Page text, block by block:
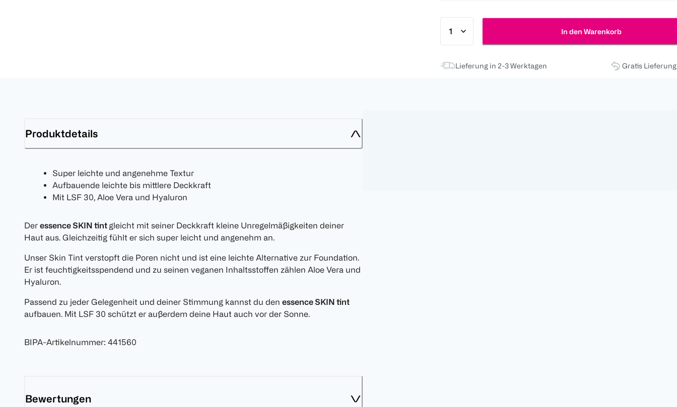
In den Warenkorb
Lieferung in 2-3 Werktagen Gratis
Produktdetails
Super leichte und angenehme Textur
Aufbauende leichte bis mittlere Deckkraft
Mit LSF 30, Aloe Vera und Hyaluron
Der essence SKIN tint gleicht mit seiner Deckkraft kleine Unregelmäßigkeiten deiner
Haut aus. Gleichzeitig fühlt er sich super leicht und angenehm an.
Unser Skin Tint verstopft die Poren nicht und ist eine leichte Alternative zur Foundation.
Er ist feuchtigkeitsspendend und zu seinen veganen Inhaltsstoffen zählen Aloe Vera und
Hyaluron.
Passend zu jeder Gelegenheit und deiner Stimmung kannst du den essence SKIN tint
aufbauen. Mit LSF 30 schützt er außerdem deine Haut auch vor der Sonne.
BIPA-Artikelnummer: 441560
Bewertungen